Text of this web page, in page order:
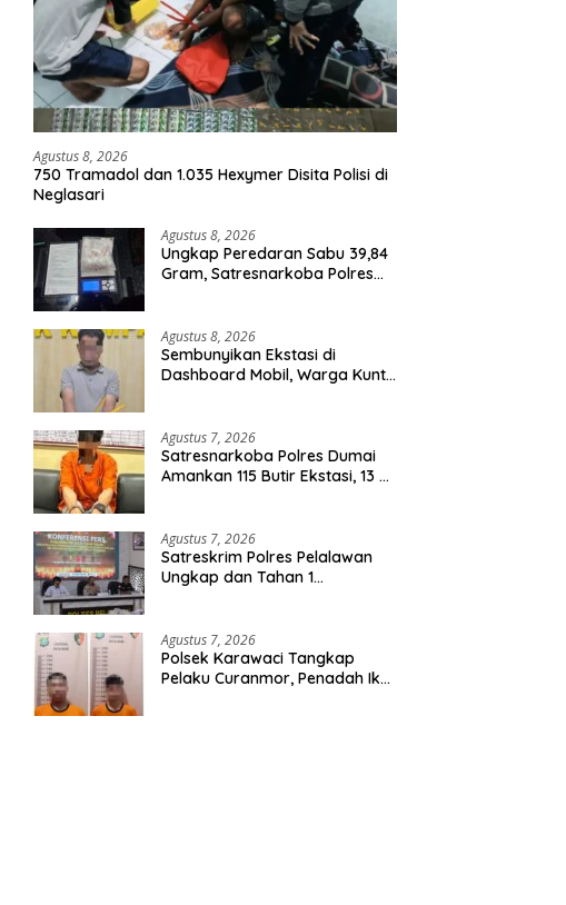
Agustus 8, 2026
750 Tramadol dan 1.035 Hexymer Disita Polisi di
Neglasari
Agustus 8, 2026
Ungkap Peredaran Sabu 39,84
Gram, Satresnarkoba Polres
Agustus 8, 2026
Sembunyikan Ekstasi di
Dashboard Mobil, Warga Kuntu
Agustus 7, 2026
Satresnarkoba Polres Dumai
Amankan 115 Butir Ekstasi, 13 Pil
Agustus 7, 2026
Satreskrim Polres Pelalawan
Ungkap dan Tahan 1
Agustus 7, 2026
Polsek Karawaci Tangkap
Pelaku Curanmor, Penadah Ikut